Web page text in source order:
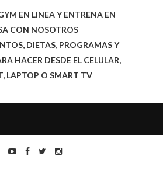
EN LINEA Y ENTRENA EN
CON NOSOTROS
DIETAS, PROGRAMAS Y
HACER DESDE EL CELULAR,
LAPTOP O SMART TV